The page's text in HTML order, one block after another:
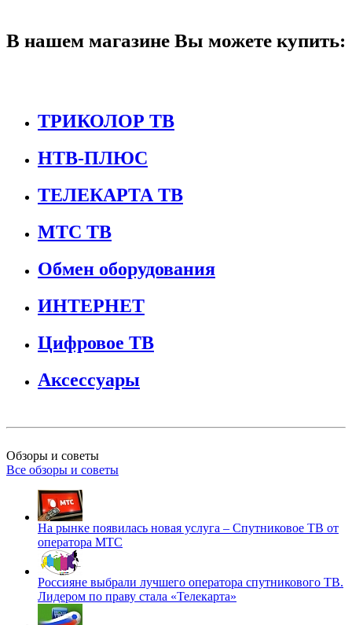
В нашем магазине Вы можете купить:
ТРИКОЛОР ТВ
НТВ-ПЛЮС
ТЕЛЕКАРТА ТВ
МТС ТВ
Обмен оборудования
ИНТЕРНЕТ
Цифровое ТВ
Аксессуары
Обзоры и советы
Все обзоры и советы
На рынке появилась новая услуга – Спутниковое ТВ от
оператора МТС
Россияне выбрали лучшего оператора спутникового ТВ.
Лидером по праву стала «Телекарта»